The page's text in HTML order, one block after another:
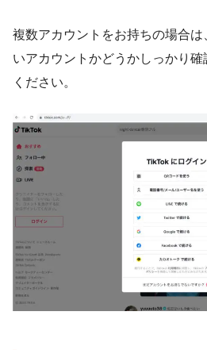
複数アカウントをお持ちの場合
いアカウントかどうかしっかり
ください。